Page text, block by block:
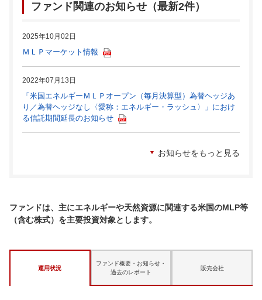
ファンド関連のお知らせ（最新2件）
2025年10月02日
ＭＬＰマーケット情報
2022年07月13日
「米国エネルギーＭＬＰオープン（毎月決算型）為替ヘッジあ
り／為替ヘッジなし〈愛称：エネルギー・ラッシュ〉」におけ
る信託期間延長のお知らせ
お知らせをもっと見る
ファンドは、主にエネルギーや天然資源に関連する米国のMLP等
（含む株式）を主要投資対象とします。
運用状況
ファンド概要・お知らせ・
過去のレポート
販売会社